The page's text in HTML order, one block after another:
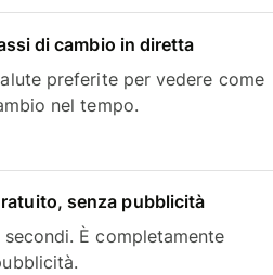
di cambio in diretta
preferite per vedere come
nel tempo.
senza pubblicità
È completamente